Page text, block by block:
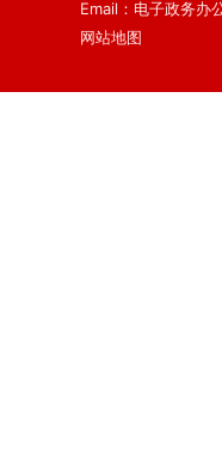
Email：电子政务
网站地图